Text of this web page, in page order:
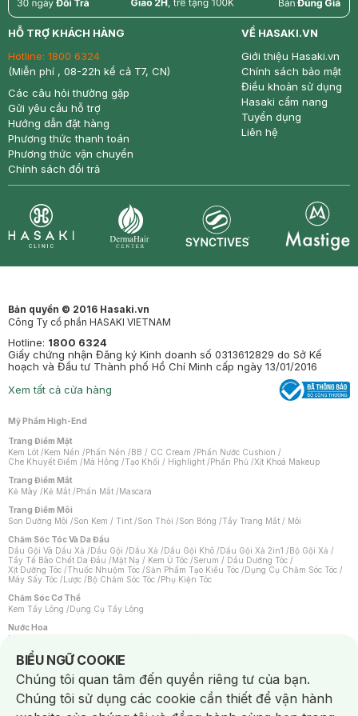
return nowfree price
HỖ TRỢ KHÁCH HÀNG
Hotline: 1800 6324
(Miễn phí , 08-22h kể cả T7, CN)
Các câu hỏi thường gặp
Gửi yêu cầu hỗ trợ
Hướng dẫn đặt hàng
Phương thức thanh toán
Phương thức vận chuyển
Chính sách đổi trả
VỀ HASAKI.VN
Giới thiệu Hasaki.vn
Chính sách bảo mật
Điều khoản sử dụng
Hasaki cẩm nang
Tuyển dụng
Liên hệ
Bản quyền © 2016 Hasaki.vn
Công Ty cổ phần HASAKI VIETNAM
Hotline: 1800 6324
Giấy chứng nhận Đăng ký Kinh doanh số 0313612829 do Sở Kế
hoạch và Đầu tư Thành phố Hồ Chí Minh cấp ngày 13/01/2016
Xem tất cả cửa hàng
Mỹ Phẩm High-End
Trang Điểm Mặt
Kem Lót /Kem Nền /Phấn Nền /BB / CC Cream /Phấn Nước Cushion /
Che Khuyết Điểm /Má Hồng /Tạo Khối / Highlight /Phấn Phủ /Xịt Khoá Makeup
Trang Điểm Mắt
Kẻ Mày /Kẻ Mắt /Phấn Mắt /Mascara
Trang Điểm Môi
Son Dưỡng Môi /Son Kem / Tint /Son Thỏi /Son Bóng /Tẩy Trang Mắt / Môi
Chăm Sóc Tóc Và Da Đầu
Dầu Gội Và Dầu Xả /Dầu Gội /Dầu Xả /Dầu Gội Khô /Dầu Gội Xả 2in1 /Bộ Gội Xả /
Tẩy Tế Bào Chết Da Đầu /Mặt Nạ / Kem Ủ Tóc /Serum / Dầu Dưỡng Tóc /
Xịt Dưỡng Tóc /Thuốc Nhuộm Tóc /Sản Phẩm Tạo Kiểu Tóc /Dụng Cụ Chăm Sóc Tóc /
Máy Sấy Tóc /Lược /Bộ Chăm Sóc Tóc /Phụ Kiện Tóc
Chăm Sóc Cơ Thể
Kem Tẩy Lông /Dụng Cụ Tẩy Lông
Nước Hoa
Nước Hoa Nữ
Chăm Sóc Cá Nhân
Chống Muỗi /Khẩu Trang /Máy Massage/Mặt Nạ Xông Hơi /Nước Rửa Tay/
Sản Phẩm Chăm Sóc Khác /Bàn Chải Đánh Răng /Bàn Chải Điện/
Hỗ Trợ Trắng Răng/Kem Đánh Răng /Máy Tăm Nước/ Nước Súc Miệng/
Tăm / Chỉ Nha Khoa/ Xịt Thơm Miệng / Dung Dịch Vệ Sinh/Dưỡng Vùng Kín/
BIỂU NGỮ COOKIE
Notice about cookies usage
Chúng tôi quan tâm đến quyền riêng tư của bạn.
Chúng tôi sử dụng các cookie cần thiết để vận hành